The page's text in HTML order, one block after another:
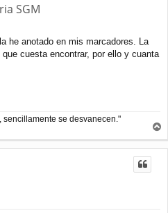
SGM
he anotado en mis marcadores. La
cuesta encontrar, por ello y cuanta
se desvanecen."
r
r